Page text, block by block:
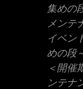
集めの
メンテ
イベン
めの段
＜開催
ンテナ